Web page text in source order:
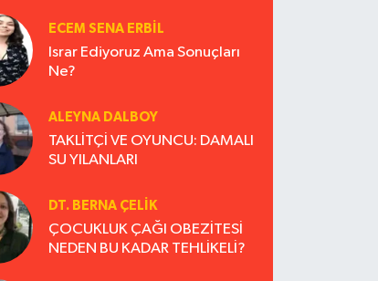
ECEM SENA ERBIL
Israr Ediyoruz Ama Sonuçları
Ne?
ALEYNA DALBOY
TAKLİTÇİ VE OYUNCU: DAMALI
SU YILANLARI
DT. BERNA ÇELIK
ÇOCUKLUK ÇAĞI OBEZİTESİ
NEDEN BU KADAR TEHLİKELİ?